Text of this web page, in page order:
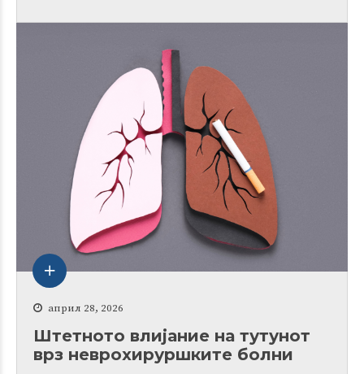
април 28, 2026
Штетното влијание на тутунот
врз неврохируршките болни